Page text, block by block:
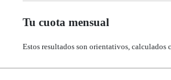
Tu cuota mensual
Estos resultados son orientativos, calculados